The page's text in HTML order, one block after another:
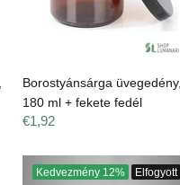
Borostyánsárga üvegedény,
180 ml + fekete fedél
€1,92
Kedvezmény 12% Elfogyott